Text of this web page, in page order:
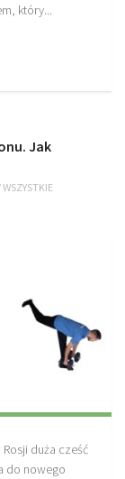
który...
Jak
WSZYSTKIE
duża cześć
do nowego